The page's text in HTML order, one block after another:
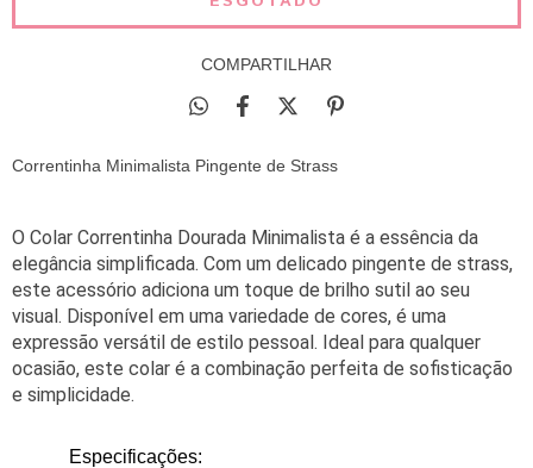
COMPARTILHAR
Correntinha Minimalista Pingente de Strass
O Colar Correntinha Dourada Minimalista é a essência da
elegância simplificada. Com um delicado pingente de strass,
este acessório adiciona um toque de brilho sutil ao seu
visual. Disponível em uma variedade de cores, é uma
expressão versátil de estilo pessoal. Ideal para qualquer
ocasião, este colar é a combinação perfeita de sofisticação
e simplicidade.
Especificações: